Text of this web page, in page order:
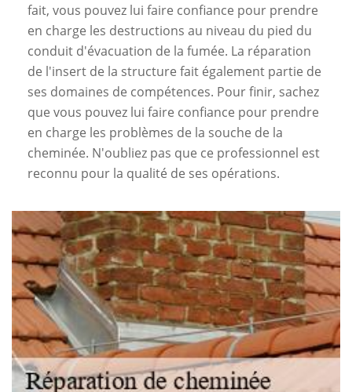
fait, vous pouvez lui faire confiance pour prendre
en charge les destructions au niveau du pied du
conduit d'évacuation de la fumée. La réparation
de l'insert de la structure fait également partie de
ses domaines de compétences. Pour finir, sachez
que vous pouvez lui faire confiance pour prendre
en charge les problèmes de la souche de la
cheminée. N'oubliez pas que ce professionnel est
reconnu pour la qualité de ses opérations.